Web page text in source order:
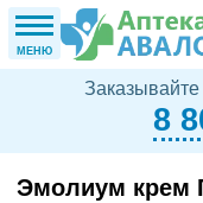
МЕНЮ
8
Эмолиум